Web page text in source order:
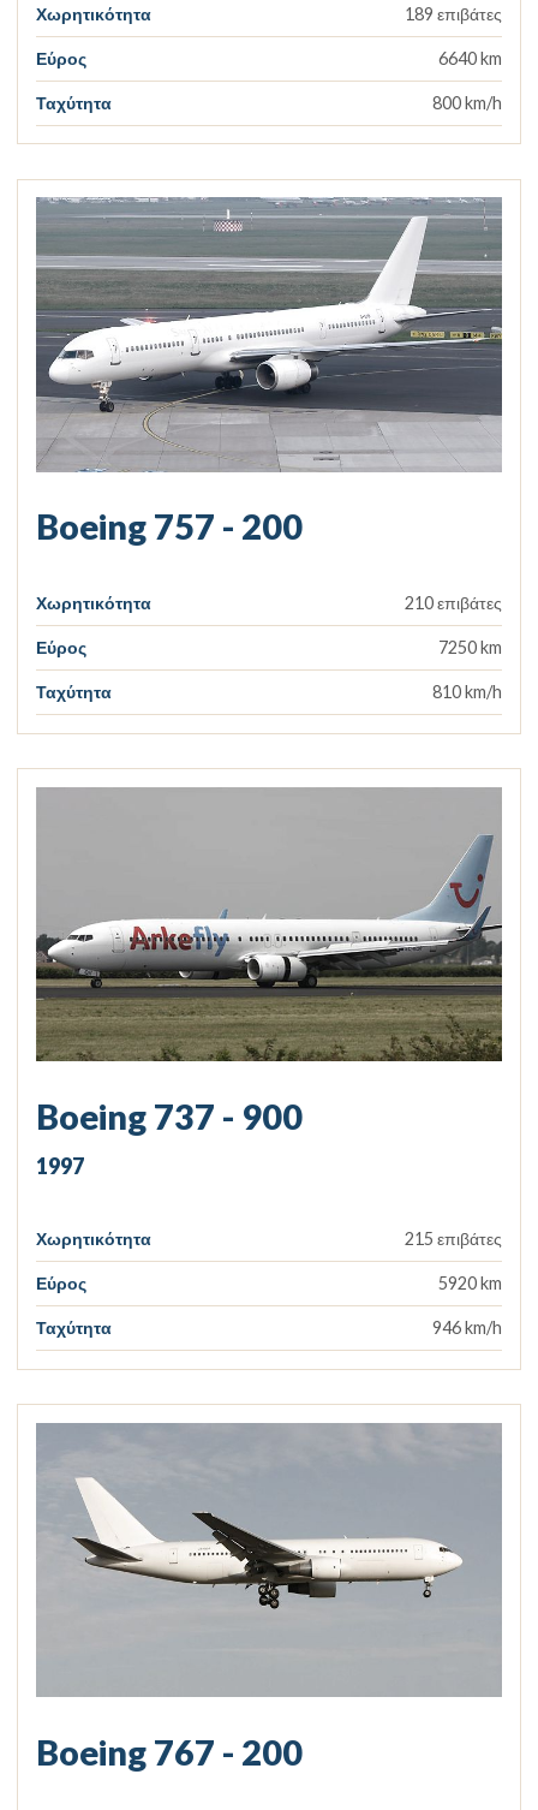
Χωρητικότητα 189 επιβάτες
Εύρος 6640 km
Ταχύτητα 800 km/h
Boeing 757 - 200
Χωρητικότητα 210 επιβάτες
Εύρος 7250 km
Ταχύτητα 810 km/h
Boeing 737 - 900
1997
Χωρητικότητα 215 επιβάτες
Εύρος 5920 km
Ταχύτητα 946 km/h
Boeing 767 - 200